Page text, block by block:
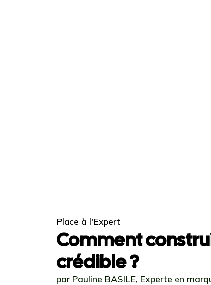
Place à l'Expert
Comment
crédible ?
par Pauline BASILE, Experte en